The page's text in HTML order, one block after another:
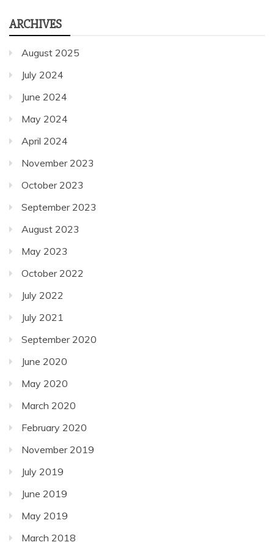
ARCHIVES
August 2025
July 2024
June 2024
May 2024
April 2024
November 2023
October 2023
September 2023
August 2023
May 2023
October 2022
July 2022
July 2021
September 2020
June 2020
May 2020
March 2020
February 2020
November 2019
July 2019
June 2019
May 2019
March 2018